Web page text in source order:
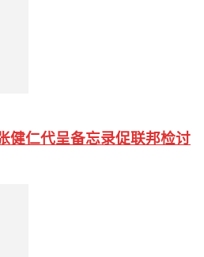
健仁代呈备忘录促联邦检讨